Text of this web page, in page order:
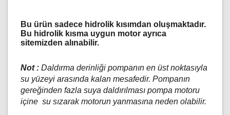
Bu ürün sadece hidrolik kısımdan oluşmaktadır.
Bu hidrolik kısma uygun motor ayrıca
sitemizden alınabilir.
Not : Daldırma derinliği pompanın en üst noktasıyla
su yüzeyi arasında kalan mesafedir. Pompanın
gereğinden fazla suya daldırılması pompa motoru
içine su sızarak motorun yanmasına neden olabilir.